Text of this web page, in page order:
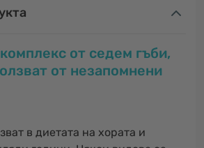
от седем гъби,
от незапомнени
в диетата на хората и